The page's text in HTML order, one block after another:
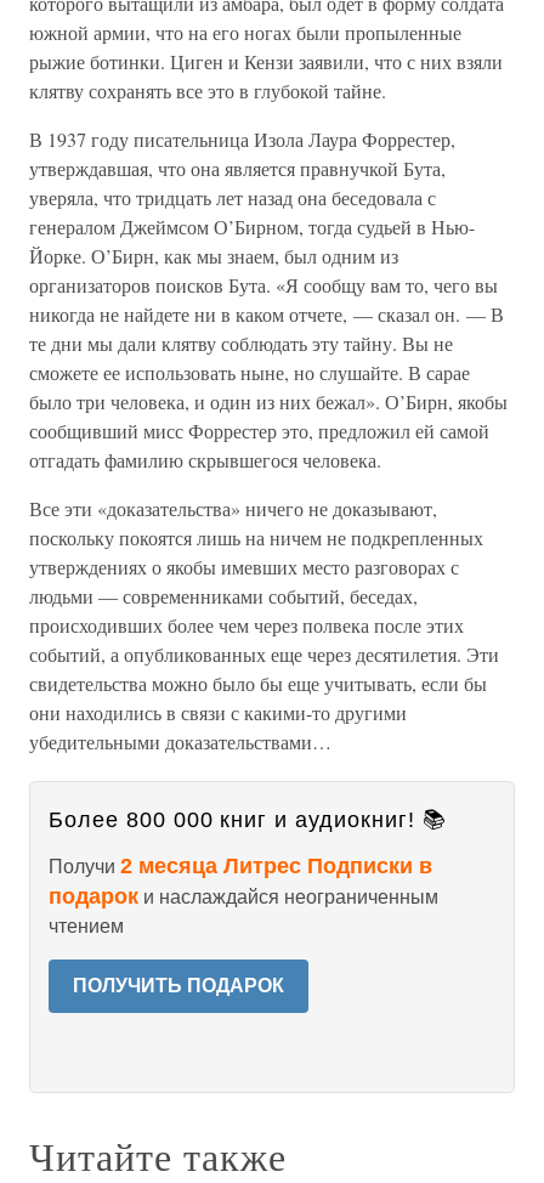
южной армии, что на его ногах были пропыленные
рыжие ботинки. Циген и Кензи заявили, что с них взяли
клятву сохранять все это в глубокой тайне.
В 1937 году писательница Изола Лаура Форрестер,
утверждавшая, что она является правнучкой Бута,
уверяла, что тридцать лет назад она беседовала с
генералом Джеймсом О’Бирном, тогда судьей в Нью-
Йорке. О’Бирн, как мы знаем, был одним из
организаторов поисков Бута. «Я сообщу вам то, чего вы
никогда не найдете ни в каком отчете, — сказал он. — В
те дни мы дали клятву соблюдать эту тайну. Вы не
сможете ее использовать ныне, но слушайте. В сарае
было три человека, и один из них бежал». О’Бирн, якобы
сообщивший мисс Форрестер это, предложил ей самой
отгадать фамилию скрывшегося человека.
Все эти «доказательства» ничего не доказывают,
поскольку покоятся лишь на ничем не подкрепленных
утверждениях о якобы имевших место разговорах с
людьми — современниками событий, беседах,
происходивших более чем через полвека после этих
событий, а опубликованных еще через десятилетия. Эти
свидетельства можно было бы еще учитывать, если бы
они находились в связи с какими-то другими
убедительными доказательствами…
Более 800 000 книг и аудиокниг! 📚
Получи 2 месяца Литрес Подписки в
подарок и наслаждайся неограниченным
чтением
ПОЛУЧИТЬ ПОДАРОК
Читайте также